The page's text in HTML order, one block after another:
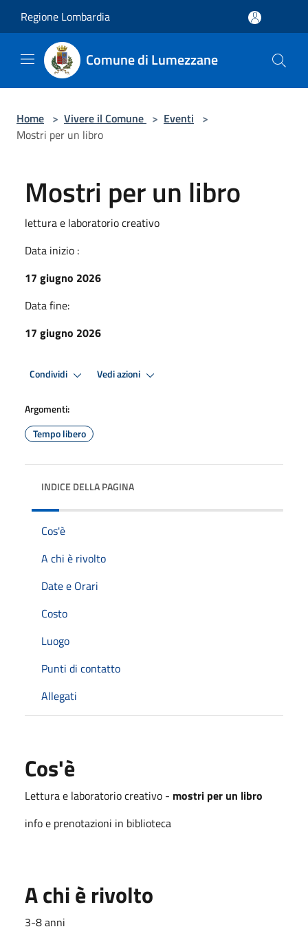
Regione Lombardia
Comune di Lumezzane
Home > Vivere il Comune > Eventi >
Mostri per un libro
Mostri per un libro
lettura e laboratorio creativo
Data inizio :
17 giugno 2026
Data fine:
17 giugno 2026
Condividi Vedi azioni
Argomenti:
Tempo libero
INDICE DELLA PAGINA
Cos'è
A chi è rivolto
Date e Orari
Costo
Luogo
Punti di contatto
Allegati
Cos'è
Lettura e laboratorio creativo - mostri per un libro
info e prenotazioni in biblioteca
A chi è rivolto
3-8 anni